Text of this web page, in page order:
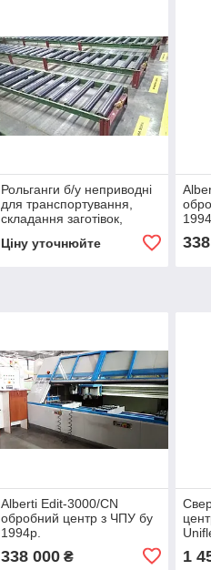
Рольганги б/у неприводні
для транспортування,
складання заготівок,
розвантаження верстатів
Ціну уточнюйте
Alberti Edit-3000/CN
обробний центр з ЧПУ бу
1994р.
338 000₴ 1